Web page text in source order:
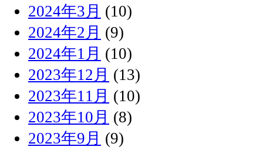
2024年3月 (10)
2024年2月 (9)
2024年1月 (10)
2023年12月 (13)
2023年11月 (10)
2023年10月 (8)
2023年9月 (9)